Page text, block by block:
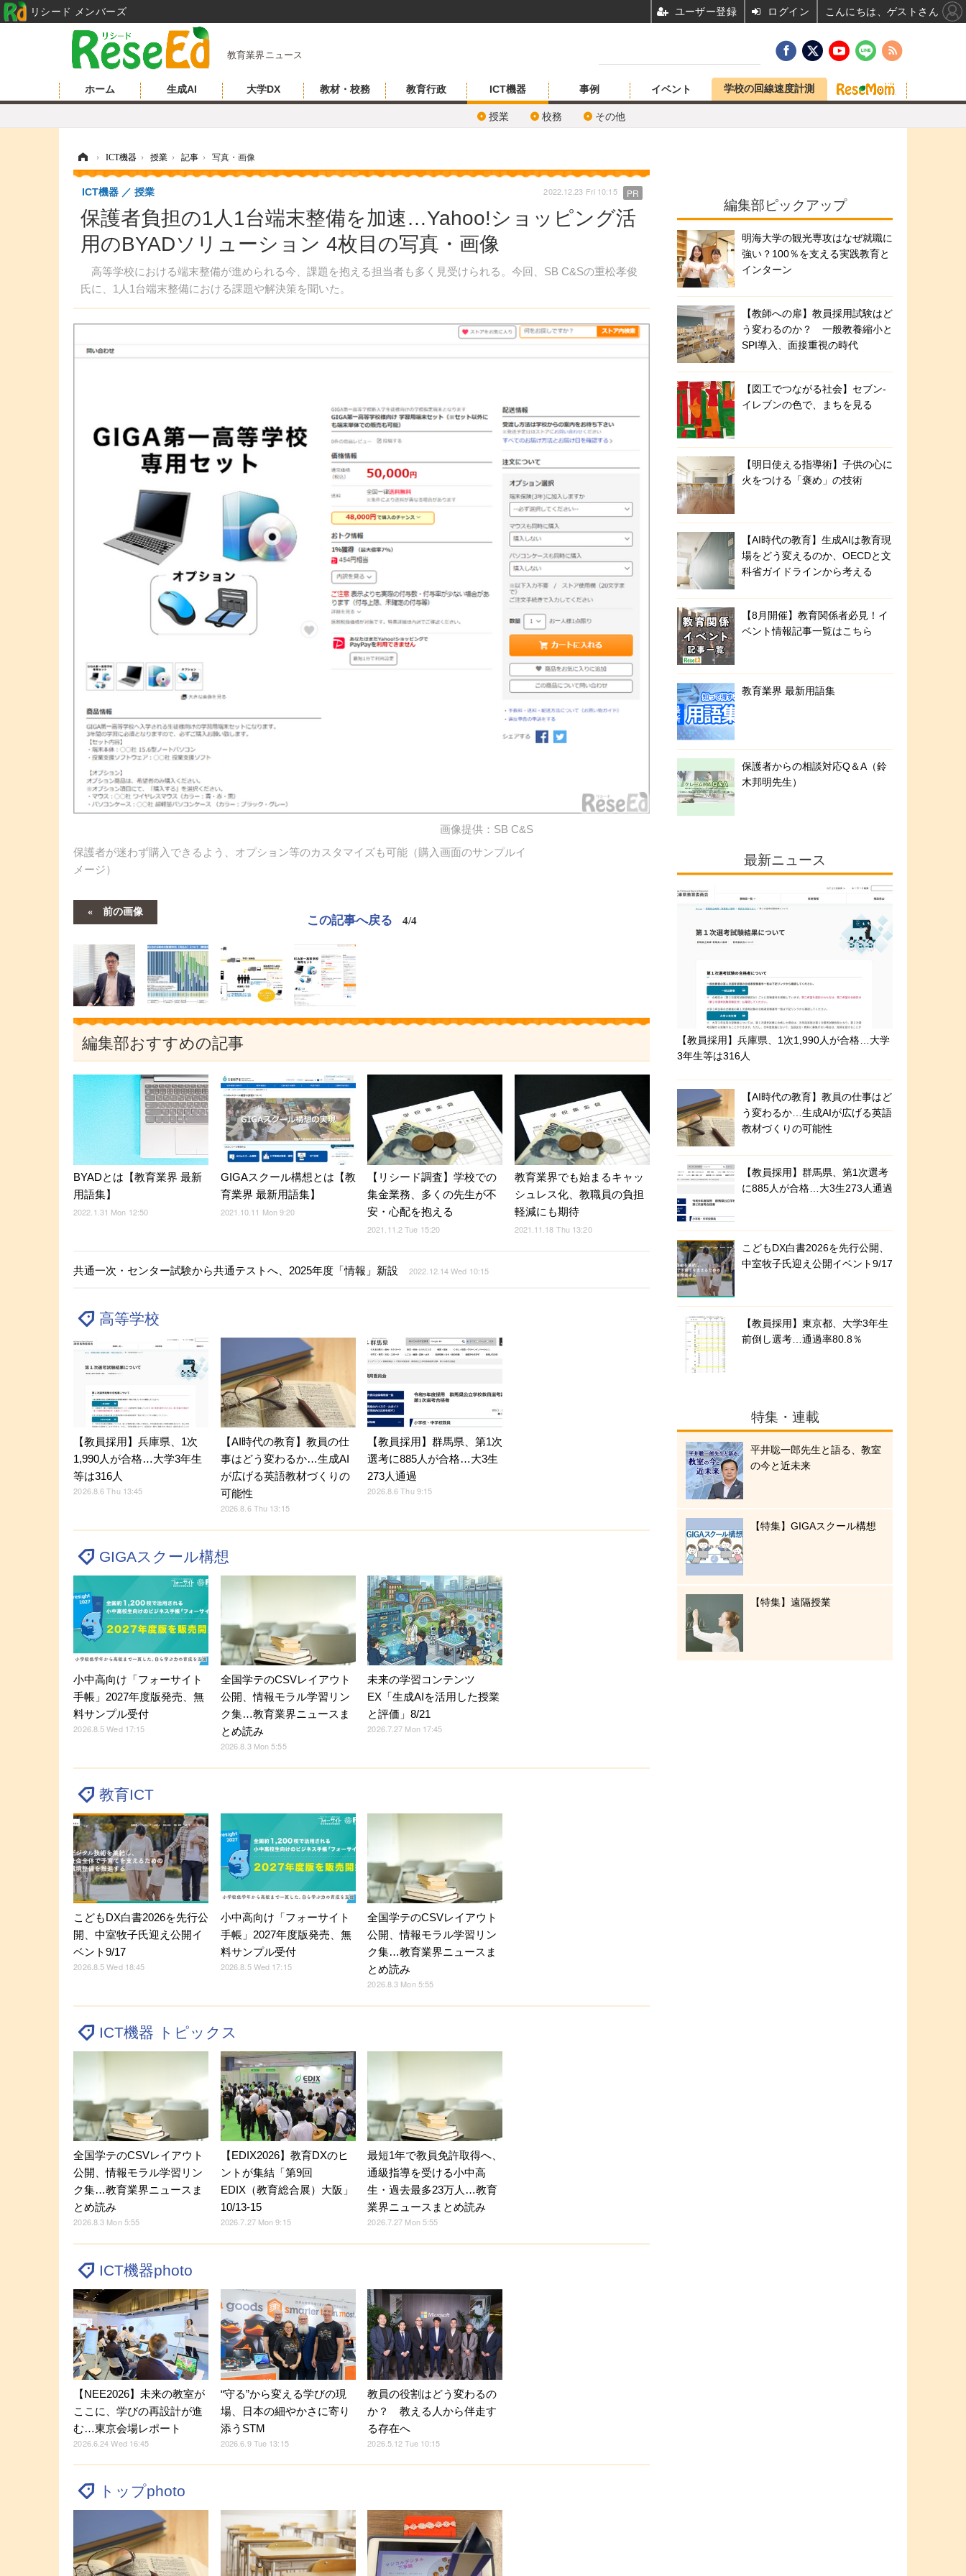
教育業界ニュース
ホーム 生成AI 大学DX 教材・校務 教育行政 ICT機器
授業 校務 その他
事例 イベント 学校の回線速度計測
› ICT機器 › 授業 › 記事 › 写真・画像
保護者負担の1人1台端末整備を加速…Yahoo!ショッピング活
用のBYADソリューション 4枚目の写真・画像
高等学校における端末整備が進められる今、課題を抱える担当者も多く見受けられる。今回、SB C&Sの重松孝俊
氏に、1人1台端末整備における課題や解決策を聞いた。
ICT機器 授業 2022.12.23 Fri 10:15 PR
画像提供：SB C&S
保護者が迷わず購入できるよう、オプション等のカスタマイズも可能（購入画面のサンプルイ
メージ）
前の画像
この記事へ戻る 4/4
編集部おすすめの記事
BYADとは【教育業界 最新
用語集】
2022.1.31 Mon 12:50
GIGAスクール構想とは【教
育業界 最新用語集】
2021.10.11 Mon 9:20
【リシード調査】学校での
集金業務、多くの先生が不
安・心配を抱える
2021.11.2 Tue 15:20
教育業界でも始まるキャッ
シュレス化、教職員の負担
軽減にも期待
2021.11.18 Thu 13:20
共通一次・センター試験から共通テストへ、2025年度「情報」新設 2022.12.14 Wed 10:15
高等学校
【教員採用】兵庫県、1次
1,990人が合格…大学3年生
等は316人
2026.8.6 Thu 13:45
【AI時代の教育】教員の仕
事はどう変わるか…生成AI
が広げる英語教材づくりの
可能性
2026.8.6 Thu 13:15
【教員採用】群馬県、第1次
選考に885人が合格…大3生
273人通過
2026.8.6 Thu 9:15
GIGAスクール構想
小中高向け「フォーサイト
手帳」2027年度版発売、無
料サンプル受付
2026.8.5 Wed 17:15
全国学テのCSVレイアウト
公開、情報モラル学習リン
ク集…教育業界ニュースま
とめ読み
2026.8.3 Mon 5:55
未来の学習コンテンツ
EX「生成AIを活用した授業
と評価」8/21
2026.7.27 Mon 17:45
教育ICT
こどもDX白書2026を先行公
開、中室牧子氏迎え公開イ
ベント9/17
2026.8.5 Wed 18:45
小中高向け「フォーサイト
手帳」2027年度版発売、無
料サンプル受付
2026.8.5 Wed 17:15
全国学テのCSVレイアウト
公開、情報モラル学習リン
ク集…教育業界ニュースま
とめ読み
2026.8.3 Mon 5:55
ICT機器 トピックス
全国学テのCSVレイアウト
公開、情報モラル学習リン
ク集…教育業界ニュースま
とめ読み
2026.8.3 Mon 5:55
【EDIX2026】教育DXのヒ
ントが集結「第9回
EDIX（教育総合展）大阪」
10/13-15
2026.7.27 Mon 9:15
最短1年で教員免許取得へ、
通級指導を受ける小中高
生・過去最多23万人…教育
業界ニュースまとめ読み
2026.7.27 Mon 5:55
ICT機器photo
【NEE2026】未来の教室が
ここに、学びの再設計が進
む…東京会場レポート
2026.6.24 Wed 16:45
“守る”から変える学びの現
場、日本の細やかさに寄り
添うSTM
2026.6.9 Tue 13:15
教員の役割はどう変わるの
か？ 教える人から伴走す
る存在へ
2026.5.12 Tue 10:15
トップphoto
編集部ピックアップ
明海大学の観光専攻はなぜ就職に
強い？100％を支える実践教育と
インターン
【教師への扉】教員採用試験はど
う変わるのか？ 一般教養縮小と
SPI導入、面接重視の時代
【図工でつながる社会】セブン‐
イレブンの色で、まちを見る
【明日使える指導術】子供の心に
火をつける「褒め」の技術
【AI時代の教育】生成AIは教育現
場をどう変えるのか、OECDと文
科省ガイドラインから考える
【8月開催】教育関係者必見！イ
ベント情報記事一覧はこちら
教育業界 最新用語集
保護者からの相談対応Q＆A（鈴
木邦明先生）
最新ニュース
【教員採用】兵庫県、1次1,990人が合格…大学
3年生等は316人
【AI時代の教育】教員の仕事はど
う変わるか…生成AIが広げる英語
教材づくりの可能性
【教員採用】群馬県、第1次選考
に885人が合格…大3生273人通過
こどもDX白書2026を先行公開、
中室牧子氏迎え公開イベント9/17
【教員採用】東京都、大学3年生
前倒し選考…通過率80.8％
特集・連載
平井聡一郎先生と語る、教室
の今と近未来
【特集】GIGAスクール構想
【特集】遠隔授業
リシード メンバーズ ユーザー登録 ログイン こんにちは、ゲストさん